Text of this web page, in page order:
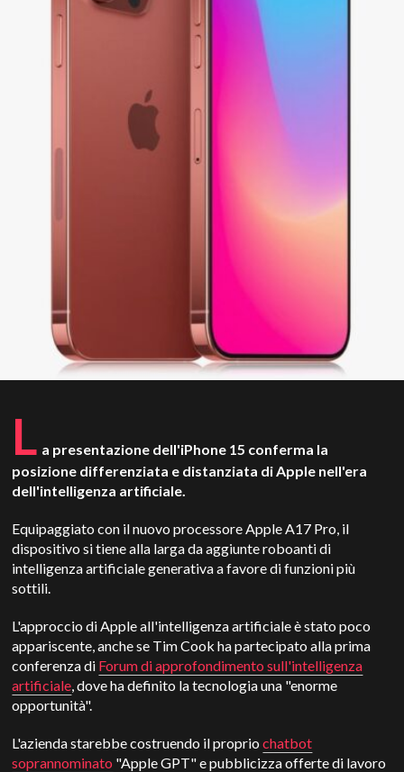
L a presentazione dell'iPhone 15 conferma la
posizione differenziata e distanziata di Apple nell'era
dell'intelligenza artificiale.
Equipaggiato con il nuovo processore Apple A17 Pro, il
dispositivo si tiene alla larga da aggiunte roboanti di
intelligenza artificiale generativa a favore di funzioni più
sottili.
L'approccio di Apple all'intelligenza artificiale è stato poco
appariscente, anche se Tim Cook ha partecipato alla prima
conferenza di Forum di approfondimento sull'intelligenza
artificiale, dove ha definito la tecnologia una "enorme
opportunità".
L'azienda starebbe costruendo il propriochatbot
soprannominato "Apple GPT" e pubblicizza offerte di lavoro